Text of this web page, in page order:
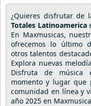
¿Quieres disfrutar de
Totales Latinoamerica
En Maxmusicas,
ofrecemos lo último
otros talentos
Explora nuevas
Disfruta de música
momento y lugar que
comunidad en línea y
año 2025 en